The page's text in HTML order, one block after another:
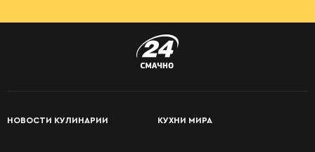
НОВОСТИ КУЛИНАРИИ КУХНИ МИРА